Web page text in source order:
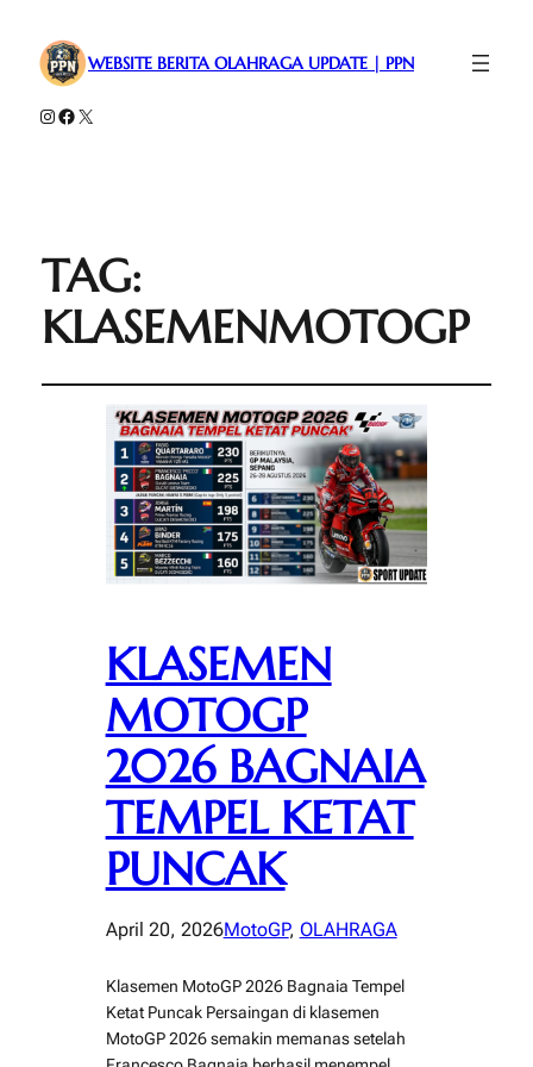
WEBSITE BERITA OLAHRAGA UPDATE | PPN
Instagram
Facebook
X
TAG:
KLASEMENMOTOGP
KLASEMEN
MOTOGP
2026 BAGNAIA
TEMPEL KETAT
PUNCAK
April 20, 2026MotoGP, OLAHRAGA
Klasemen MotoGP 2026 Bagnaia Tempel
Ketat Puncak Persaingan di klasemen
MotoGP 2026 semakin memanas setelah